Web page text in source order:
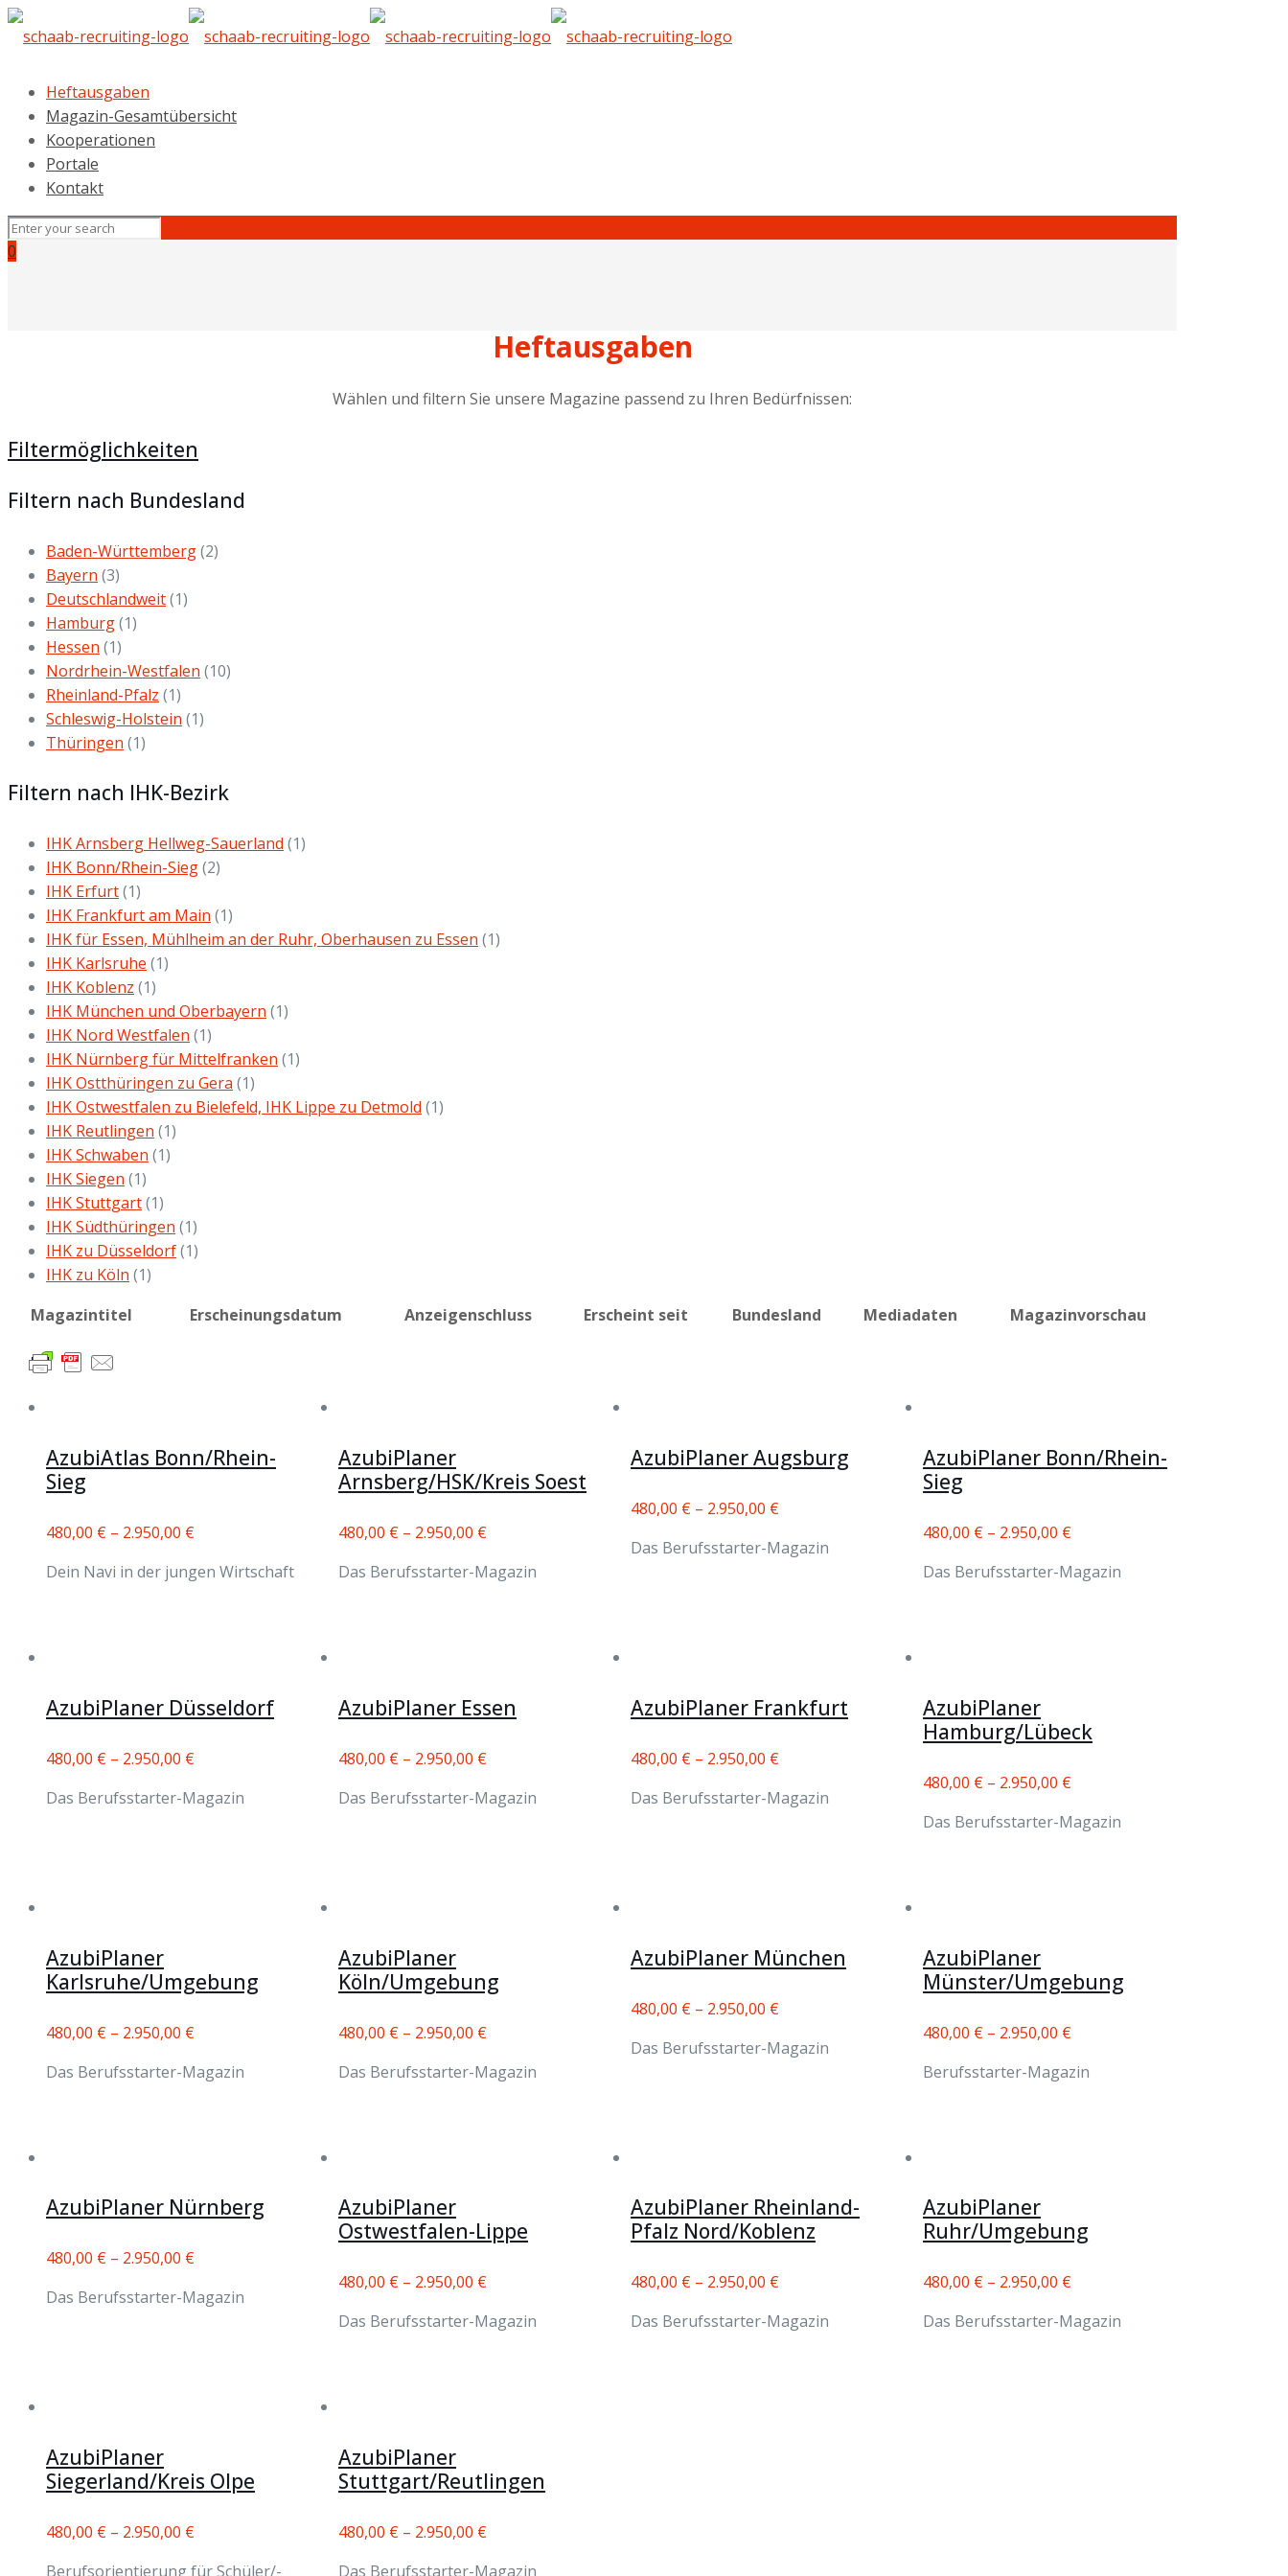
Heftausgaben
Magazin-Gesamtübersicht
Kooperationen
Portale
Kontakt
0
Heftausgaben
Wählen und filtern Sie unsere Magazine passend zu Ihren Bedürfnissen:
Filtermöglichkeiten
Filtern nach Bundesland
Baden-Württemberg(2)
Bayern (3)
Deutschlandweit(1)
Hamburg(1)
Hessen (1)
Nordrhein-Westfalen (10)
Rheinland-Pfalz (1)
Schleswig-Holstein (1)
Thüringen (1)
Filtern nach IHK-Bezirk
IHK Arnsberg Hellweg-Sauerland (1)
IHK Bonn/Rhein-Sieg(2)
IHK Erfurt(1)
IHK Frankfurt am Main (1)
IHK für Essen, Mühlheim an der Ruhr, Oberhausen zu Essen (1)
IHK Karlsruhe (1)
IHK Koblenz (1)
IHK München und Oberbayern (1)
IHK Nord Westfalen (1)
IHK Nürnberg für Mittelfranken (1)
IHK Ostthüringen zu Gera (1)
IHK Ostwestfalen zu Bielefeld, IHK Lippe zu Detmold (1)
IHK Reutlingen (1)
IHK Schwaben (1)
IHK Siegen (1)
IHK Stuttgart(1)
IHK Südthüringen (1)
IHK zu Düsseldorf(1)
IHK zu Köln (1)
Magazintitel
Erscheinungsdatum Anzeigenschluss Erscheint seit Bundesland Mediadaten Magazinvorschau
AzubiAtlas Bonn/Rhein-
Sieg
480,00 € – 2.950,00 €
Dein Navi in der jungen Wirtschaft
AzubiPlaner
Arnsberg/HSK/Kreis Soest
480,00 € – 2.950,00 €
Das Berufsstarter-Magazin
AzubiPlaner Augsburg
480,00 € – 2.950,00 €
Das Berufsstarter-Magazin
AzubiPlaner Bonn/Rhein-
Sieg
480,00 € – 2.950,00 €
Das Berufsstarter-Magazin
AzubiPlaner Düsseldorf
480,00 € – 2.950,00 €
Das Berufsstarter-Magazin
AzubiPlaner Essen
480,00 € – 2.950,00 €
Das Berufsstarter-Magazin
AzubiPlaner Frankfurt
480,00 € – 2.950,00 €
Das Berufsstarter-Magazin
AzubiPlaner
Hamburg/Lübeck
480,00 € – 2.950,00 €
Das Berufsstarter-Magazin
AzubiPlaner
Karlsruhe/Umgebung
480,00 € – 2.950,00 €
Das Berufsstarter-Magazin
AzubiPlaner
Köln/Umgebung
480,00 € – 2.950,00 €
Das Berufsstarter-Magazin
AzubiPlaner München
480,00 € – 2.950,00 €
Das Berufsstarter-Magazin
AzubiPlaner
Münster/Umgebung
480,00 € – 2.950,00 €
Berufsstarter-Magazin
AzubiPlaner Nürnberg
480,00 € – 2.950,00 €
Das Berufsstarter-Magazin
AzubiPlaner
Ostwestfalen-Lippe
480,00 € – 2.950,00 €
Das Berufsstarter-Magazin
AzubiPlaner Rheinland-
Pfalz Nord/Koblenz
480,00 € – 2.950,00 €
Das Berufsstarter-Magazin
AzubiPlaner
Ruhr/Umgebung
480,00 € – 2.950,00 €
Das Berufsstarter-Magazin
AzubiPlaner
Siegerland/Kreis Olpe
480,00 € – 2.950,00 €
Berufsorientierung für Schüler/-
AzubiPlaner
Stuttgart/Reutlingen
480,00 € – 2.950,00 €
Das Berufsstarter-Magazin